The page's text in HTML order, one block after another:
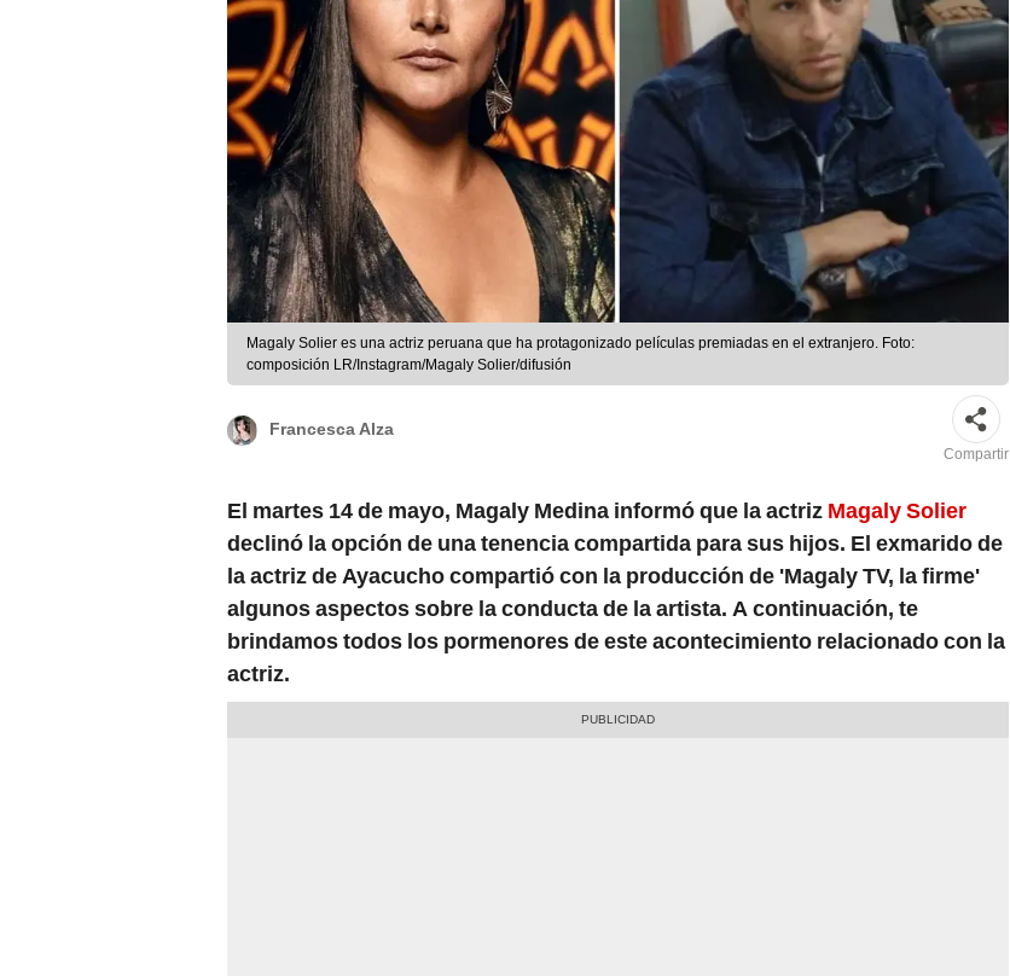
Magaly Solier es una actriz peruana que ha protagonizado películas premiadas en el extranjero. Foto:
composición LR/Instagram/Magaly Solier/difusión
Francesca Alza
Compartir
El martes 14 de mayo, Magaly Medina informó que la actriz Magaly Solier
declinó la opción de una tenencia compartida para sus hijos. El exmarido de
la actriz de Ayacucho compartió con la producción de 'Magaly TV, la firme'
algunos aspectos sobre la conducta de la artista. A continuación, te
brindamos todos los pormenores de este acontecimiento relacionado con la
actriz.